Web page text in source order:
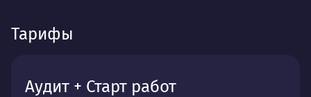
Тарифы
Аудит + Старт работ